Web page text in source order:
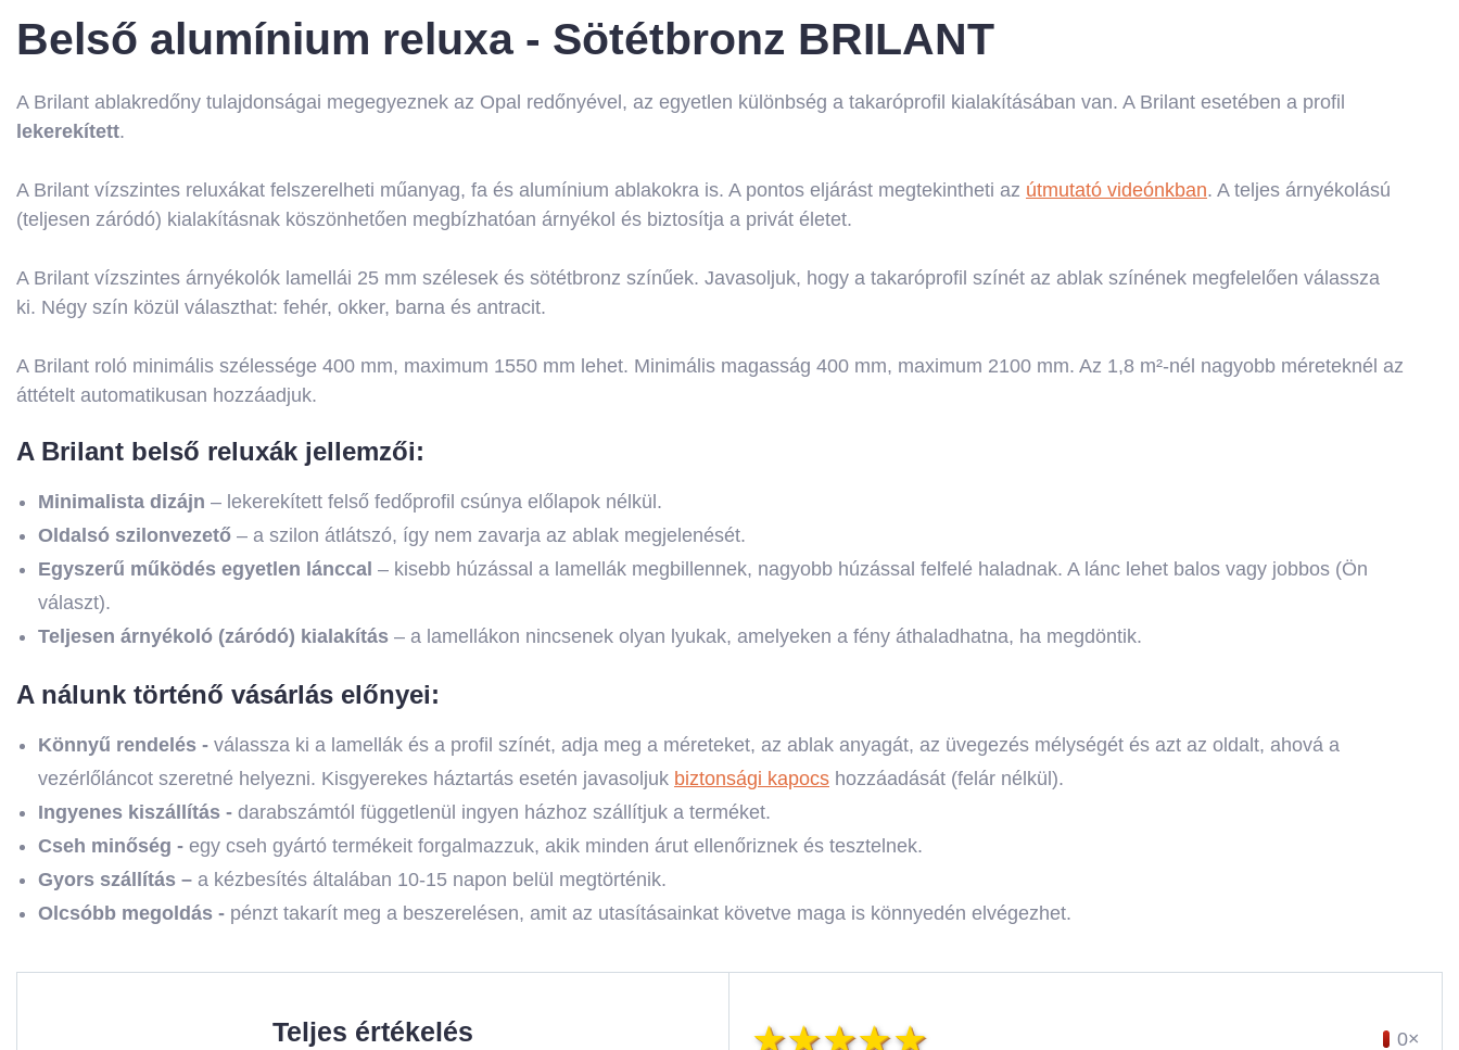
Belső alumínium reluxa - Sötétbronz BRILANT
A Brilant ablakredőny tulajdonságai megegyeznek az Opal redőnyével, az egyetlen különbség a takaróprofil kialakításában van. A Brilant esetében a profil
lekerekített.
A Brilant vízszintes reluxákat felszerelheti műanyag, fa és alumínium ablakokra is. A pontos eljárást megtekintheti az útmutató videónkban. A teljes árnyékolású
(teljesen záródó) kialakításnak köszönhetően megbízhatóan árnyékol és biztosítja a privát életet.
A Brilant vízszintes árnyékolók lamellái 25 mm szélesek és sötétbronz színűek. Javasoljuk, hogy a takaróprofil színét az ablak színének megfelelően válassza
ki. Négy szín közül választhat: fehér, okker, barna és antracit.
A Brilant roló minimális szélessége 400 mm, maximum 1550 mm lehet. Minimális magasság 400 mm, maximum 2100 mm. Az 1,8 m²-nél nagyobb méreteknél az
áttételt automatikusan hozzáadjuk.
A Brilant belső reluxák jellemzői:
Minimalista dizájn – lekerekített felső fedőprofil csúnya előlapok nélkül.
Oldalsó szilonvezető – a szilon átlátszó, így nem zavarja az ablak megjelenését.
Egyszerű működés egyetlen lánccal – kisebb húzással a lamellák megbillennek, nagyobb húzással felfelé haladnak. A lánc lehet balos vagy jobbos (Ön
választ).
Teljesen árnyékoló (záródó) kialakítás – a lamellákon nincsenek olyan lyukak, amelyeken a fény áthaladhatna, ha megdöntik.
A nálunk történő vásárlás előnyei:
Könnyű rendelés - válassza ki a lamellák és a profil színét, adja meg a méreteket, az ablak anyagát, az üvegezés mélységét és azt az oldalt, ahová a
vezérlőláncot szeretné helyezni. Kisgyerekes háztartás esetén javasoljuk biztonsági kapocs hozzáadását (felár nélkül).
Ingyenes kiszállítás - darabszámtól függetlenül ingyen házhoz szállítjuk a terméket.
Cseh minőség - egy cseh gyártó termékeit forgalmazzuk, akik minden árut ellenőriznek és tesztelnek.
Gyors szállítás – a kézbesítés általában 10-15 napon belül megtörténik.
Olcsóbb megoldás - pénzt takarít meg a beszerelésen, amit az utasításainkat követve maga is könnyedén elvégezhet.
Teljes értékelés 0×